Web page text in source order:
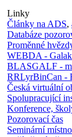
Linky
Články na ADS,
Databáze
Proměnné
WEBDA -
BLASGALF -
RRLyrBinCan -
Česká virtuální
Spolupracující
Konference,
Pozorovací čas
Seminární